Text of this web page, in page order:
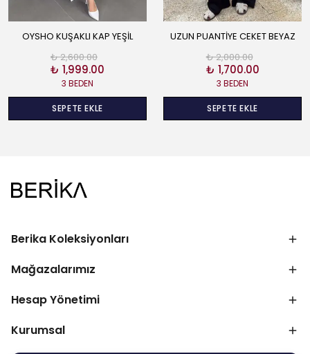
OYSHO KUŞAKLI KAP YEŞİL
₺ 2,600.00
₺ 1,999.00
3 BEDEN
SEPETE EKLE
UZUN PUANTİYE CEKET BEYAZ
₺ 2,000.00
₺ 1,700.00
3 BEDEN
SEPETE EKLE
Berika Koleksiyonları
Mağazalarımız
Hesap Yönetimi
Kurumsal